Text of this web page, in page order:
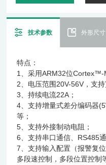
技术参数 外形尺寸
特点：
1、采用ARM32位Cortex™-
2、电压范围20V-56V，支持
3、持续电流22A；
4、支持增量式差分编码器
等；
5、支持外接制动电阻；
6、支持串口通信、RS485
7、支持输入配置（报警复
多段速控制，多段位置控制